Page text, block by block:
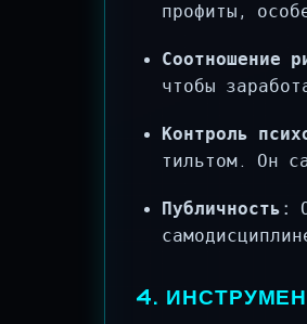
профиты,
Соотношение
чтобы
Контроль
тильтом. Он
Публичность:
4.